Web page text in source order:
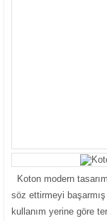
Koton modern
söz ettirmeyi
kullanım yerine göre